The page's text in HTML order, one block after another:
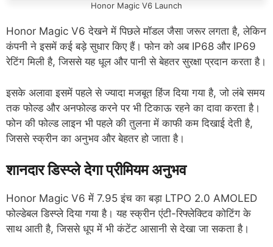
Honor Magic V6 Launch
Honor Magic V6 देखने में पिछले मॉडल जैसा जरूर लगता है, लेकिन
कंपनी ने इसमें कई बड़े सुधार किए हैं। फोन को अब IP68 और IP69
रेटिंग मिली है, जिससे यह धूल और पानी से बेहतर सुरक्षा प्रदान करता है।
इसके अलावा इसमें पहले से ज्यादा मजबूत हिंज दिया गया है, जो लंबे समय
तक फोल्ड और अनफोल्ड करने पर भी टिकाऊ रहने का दावा करता है।
फोन की फोल्ड लाइन भी पहले की तुलना में काफी कम दिखाई देती है,
जिससे स्क्रीन का अनुभव और बेहतर हो जाता है।
शानदार डिस्प्ले देगा प्रीमियम अनुभव
Honor Magic V6 में 7.95 इंच का बड़ा LTPO 2.0 AMOLED
फोल्डेबल डिस्प्ले दिया गया है। यह स्क्रीन एंटी-रिफ्लेक्टिव कोटिंग के
साथ आती है, जिससे धूप में भी कंटेंट आसानी से देखा जा सकता है।